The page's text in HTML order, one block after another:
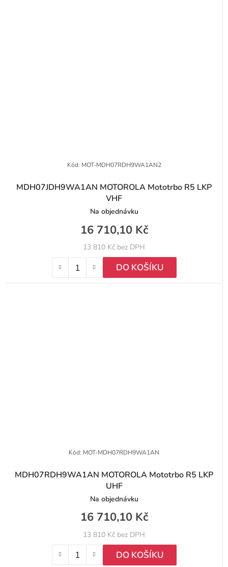
MDH07JDH9WA1AN MOTOROLA Mototrbo R5 LKP
VHF
Na objednávku
13 810 Kč bez DPH
16 710,10 Kč
DO KOŠÍKU
Kód: MOT-MDH07RDH9WA1AN2
MDH07RDH9WA1AN MOTOROLA Mototrbo R5 LKP
UHF
Na objednávku
13 810 Kč bez DPH
16 710,10 Kč
DO KOŠÍKU
Kód: MOT-MDH07RDH9WA1AN